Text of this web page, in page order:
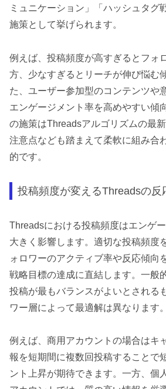
ミュニケーション」「ハッシュタグ
施策として挙げられます。
例えば、投稿頻度が高すぎるとフォ
方、少なすぎるとリーチが伸び悩む
た、ユーザー参加型のコンテンツや
エンゲージメント率を高めやすい傾
の施策はThreadsアルゴリズムの最
注意点なども踏まえて柔軟に組み合
的です。
投稿頻度が変えるThreadsの反
Threadsにおける投稿頻度はエンゲ
大きく影響します。適切な投稿頻度
ォロワーのアクティブ率や反応傾向
戦略目標の達成に直結します。一般
投稿が最もバランスがよいとされる
ワー層によって最適解は異なります。
例えば、商用アカウントの場合はキ
報を短期間に複数回投稿することで
ント上昇が期待できます。一方、個